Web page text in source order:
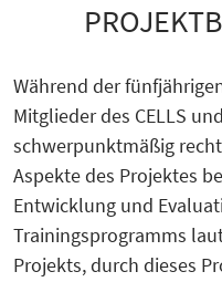
Während der
Mitglieder des CELLS
schwerpunktmäßig
Aspekte des Projektes
Entwicklung und
Trainingsprogramms
Projekts, durch dieses